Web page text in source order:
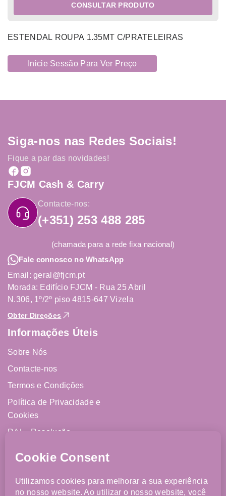
CONSULTAR PRODUTO
ESTENDAL ROUPA 1.35MT C/PRATELEIRAS
Inicie Sessão Para Ver Preço
Siga-nos nas Redes Sociais!
Fique a par das novidades!
FJCM Cash & Carry
Contacte-nos:
(+351) 253 488 285
(chamada para a rede fixa nacional)
Fale connosco no WhatsApp
Email: geral@fjcm.pt
Morada: Edifício FJCM - Rua 25 Abril
N.306, 1º/2º piso 4815-647 Vizela
Obter Direções
Informações Úteis
Sobre Nós
Contacte-nos
Termos e Condições
Política de Privacidade e
Cookies
RAL - Resolução
Livro de Reclamações